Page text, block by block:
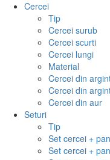
Cercei
Tip
Cercei surub
Cercei scurti
Cercei lungi
Material
Cercei din
Cercei din
Cercei din aur
Seturi
Tip
Set cercei +
Set cercei +